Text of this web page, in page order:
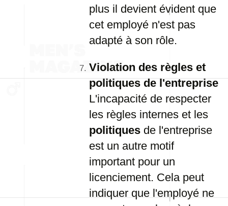
plus il devient évident que
cet employé n'est pas
adapté à son rôle.
Violation des règles et
politiques de l'entreprise
L'incapacité de respecter
les règles internes et les
politiques de l'entreprise
est un autre motif
important pour un
licenciement. Cela peut
indiquer que l'employé ne